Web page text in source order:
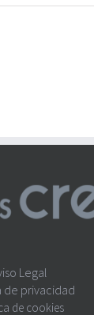
Legal
de privacidad
de cookies